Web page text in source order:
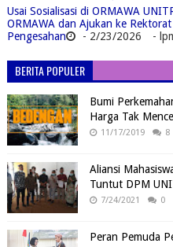
Usai Sosialisasi di ORMAWA
ORMAWA dan Ajukan ke
Pengesahan
- 2/23/2026 -
BERITA POPULER
Bumi
Harga Tak
11/17/2019 8
Aliansi
Tuntut DPM
7/24/2021 0
Peran Pemuda